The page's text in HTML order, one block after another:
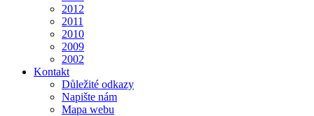
2012
2011
2010
2009
2002
Kontakt
Důležité odkazy
Napište nám
Mapa webu